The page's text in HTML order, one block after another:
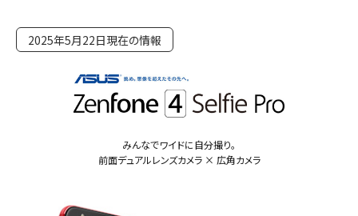
UQ mobile
2025年5月22日現在の情報
みんなでワイドに自分撮り。
前面デュアルレンズカメラ × 広角カメラ